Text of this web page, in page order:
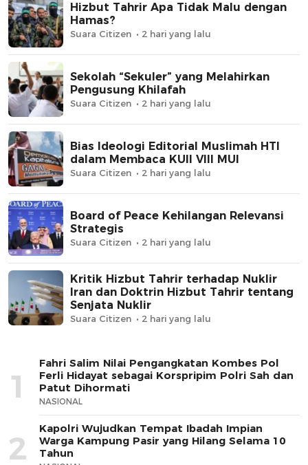
Hizbut Tahrir Apa Tidak Malu dengan
Hamas?
Suara Citizen 2 hari yang lalu
Sekolah “Sekuler” yang Melahirkan
Pengusung Khilafah
Suara Citizen 2 hari yang lalu
Bias Ideologi Editorial Muslimah HTI
dalam Membaca KUII VIII MUI
Suara Citizen 2 hari yang lalu
Board of Peace Kehilangan Relevansi
Strategis
Suara Citizen 2 hari yang lalu
Kritik Hizbut Tahrir terhadap Nuklir
Iran dan Doktrin Hizbut Tahrir tentang
Senjata Nuklir
Suara Citizen 2 hari yang lalu
1
Fahri Salim Nilai Pengangkatan Kombes Pol
Ferli Hidayat sebagai Korspripim Polri Sah dan
Patut Dihormati
NASIONAL
2
Kapolri Wujudkan Tempat Ibadah Impian
Warga Kampung Pasir yang Hilang Selama 10
Tahun